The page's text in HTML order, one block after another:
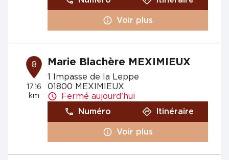
Voir plus
8
17.16
km
Marie Blachère MEXIMIEUX
1 Impasse de la Leppe
01800 MEXIMIEUX
Fermé aujourd'hui
Numéro
Itinéraire
Voir plus